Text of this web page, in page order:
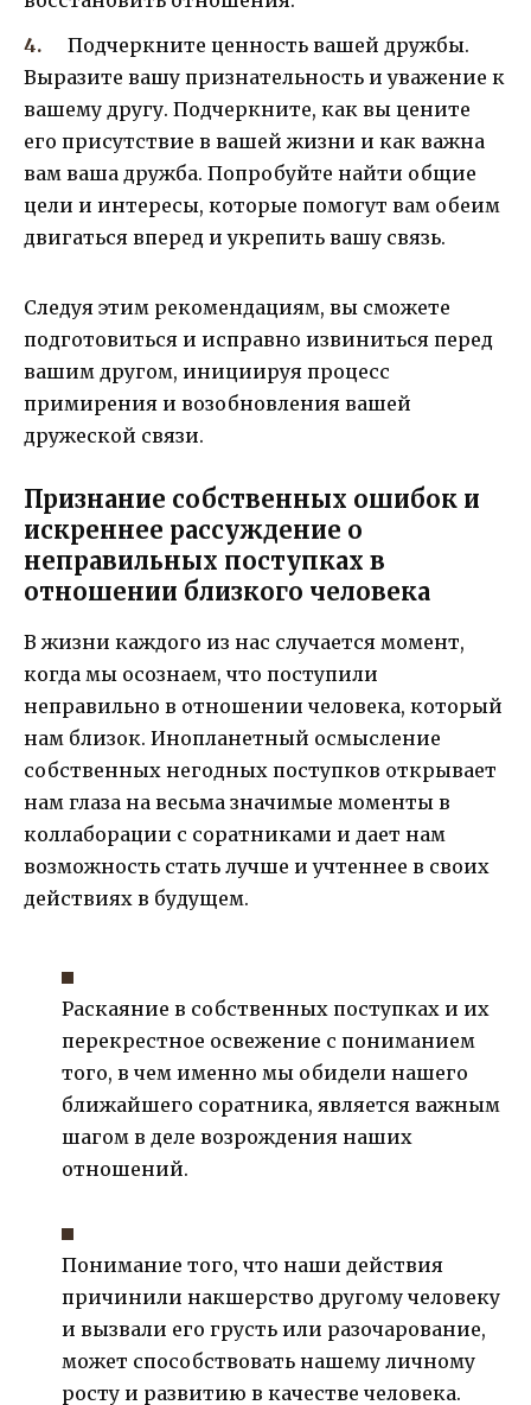
Подчеркните ценность вашей дружбы.
Выразите вашу признательность и уважение к
вашему другу. Подчеркните, как вы цените
его присутствие в вашей жизни и как важна
вам ваша дружба. Попробуйте найти общие
цели и интересы, которые помогут вам обеим
двигаться вперед и укрепить вашу связь.
Следуя этим рекомендациям, вы сможете
подготовиться и исправно извиниться перед
вашим другом, инициируя процесс
примирения и возобновления вашей
дружеской связи.
Признание собственных ошибок и
искреннее рассуждение о
неправильных поступках в
отношении близкого человека
В жизни каждого из нас случается момент,
когда мы осознаем, что поступили
неправильно в отношении человека, который
нам близок. Инопланетный осмысление
собственных негодных поступков открывает
нам глаза на весьма значимые моменты в
коллаборации с соратниками и дает нам
возможность стать лучше и учтеннее в своих
действиях в будущем.
Раскаяние в собственных поступках и их
перекрестное освежение с пониманием
того, в чем именно мы обидели нашего
ближайшего соратника, является важным
шагом в деле возрождения наших
отношений.
Понимание того, что наши действия
причинили накшерство другому человеку
и вызвали его грусть или разочарование,
может способствовать нашему личному
росту и развитию в качестве человека.